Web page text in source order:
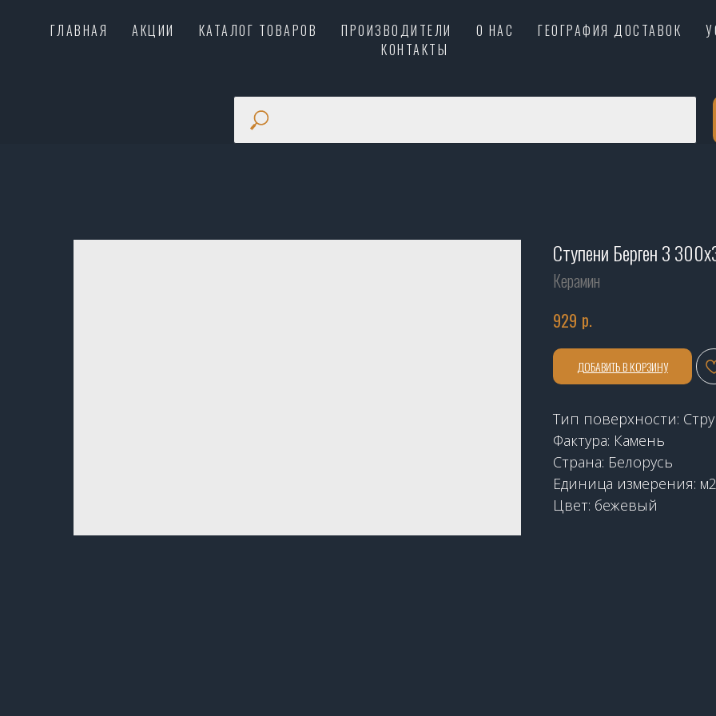
ГЛАВНАЯ АКЦИИ КАТАЛОГ ТОВАРОВ ПРОИЗВОДИТЕЛИ О НАС ГЕОГРАФИЯ ДОСТАВОК
КОНТАКТЫ
Ступени Берген 3
Керамин
929 р.
ДОБАВИТЬ В КОРЗИНУ
Тип поверхности:
Фактура: Камень
Страна: Белорусь
Единица измерения: м2
Цвет: бежевый